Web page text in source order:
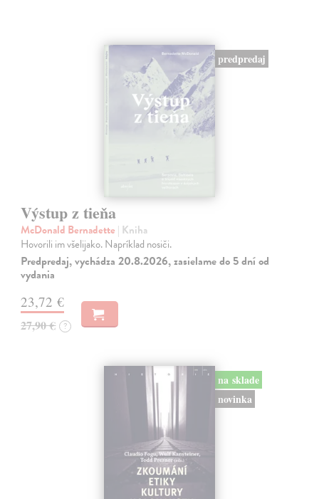
predpredaj
Výstup z tieňa
McDonald Bernadette | Kniha
Hovorili im všelijako. Napríklad nosiči.
Predpredaj, vychádza 20.8.2026, zasielame do 5 dní od
vydania
23,72 €
27,90 € ?
na sklade
novinka